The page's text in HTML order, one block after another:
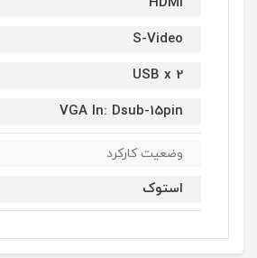
S-Video
USB x 2
VGA In: Dsub-15pin
وضعیت کارکرد
استوک